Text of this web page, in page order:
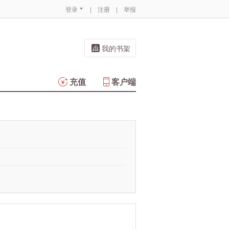
登录 | 注册 | 举报
我的书架
客户端
充值